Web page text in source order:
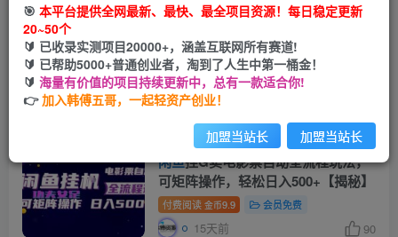
搜索[闲鱼]，共找到756 个文章
闲鱼家政轻创业实战课：零基础玩转
同城家政接单，素材文案发布全流程
付费阅读 金币
6天前 147
闲鱼挂G卖电影票自动全流程玩法，
可矩阵操作，轻松日入500+【揭秘】
付费阅读 金币9.9 会员免费
15天前 90
🎯 本平台提供全网最新、最快、最全项目资源！每日稳定更新
20~50个
🔰 已收录实测项目20000+，涵盖互联网所有赛道!
🔰 已帮助5000+普通创业者，淘到了人生中第一桶金！
🔰 海量有价值的项目持续更新中，总有一款适合你!
👉加入韩傅五哥，一起轻资产创业！
加盟当站长 加盟当站长